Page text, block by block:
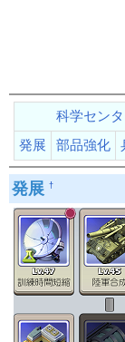
科学セン
発展
部品強化
発展 †